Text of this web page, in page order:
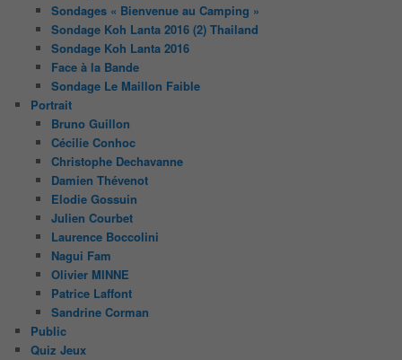
Sondages « Bienvenue au Camping »
Sondage Koh Lanta 2016 (2) Thailand
Sondage Koh Lanta 2016
Face à la Bande
Sondage Le Maillon Faible
Portrait
Bruno Guillon
Cécilie Conhoc
Christophe Dechavanne
Damien Thévenot
Elodie Gossuin
Julien Courbet
Laurence Boccolini
Nagui Fam
Olivier MINNE
Patrice Laffont
Sandrine Corman
Public
Quiz Jeux